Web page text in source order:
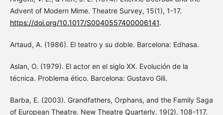
Advent of Modern Mime. Theatre Survey, 15(1), 1-17.
https://doi.org/10.1017/S0040557400006141.
Artaud, A. (1986). El teatro y su doble. Barcelona: Edhasa.
Aslan, O. (1979). El actor en el siglo XX. Evolución de la
técnica. Problema ético. Barcelona: Gustavo Gili.
Barba, E. (2003). Grandfathers, Orphans, and the Family Saga
of European Theatre. New Theatre Quarterly, 19(2), 108-117.